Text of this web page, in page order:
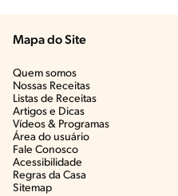
Mapa do Site
Quem somos
Nossas Receitas
Listas de Receitas​
Artigos e Dicas​
Vídeos & Programas​
Área do usuário
Fale Conosco
Acessibilidade
Regras da Casa
Sitemap